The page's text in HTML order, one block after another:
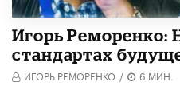
Игорь Реморенко:
стандартах
ИГОРЬ РЕМОРЕНКО / 6 МИН.